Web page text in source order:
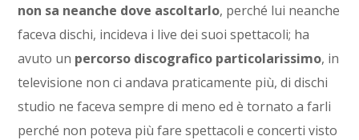
non sa neanche dove ascoltarlo, perché lui neanche
faceva dischi, incideva i live dei suoi spettacoli; ha
avuto un percorso discografico particolarissimo, in
televisione non ci andava praticamente più, di dischi
studio ne faceva sempre di meno ed è tornato a farli
perché non poteva più fare spettacoli e concerti visto